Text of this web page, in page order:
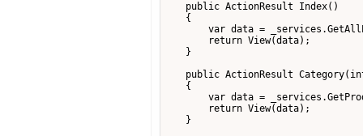
    public ActionResult Index()
    {
var data =
        return View(data);
    }
public ActionResult
    {
var data =
        return View(data);
    }